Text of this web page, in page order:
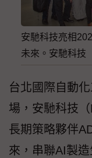
安馳科技亮相
未來。安馳科技
台北國際自動
場，安馳科技
長期策略夥伴
來，串聯AI製